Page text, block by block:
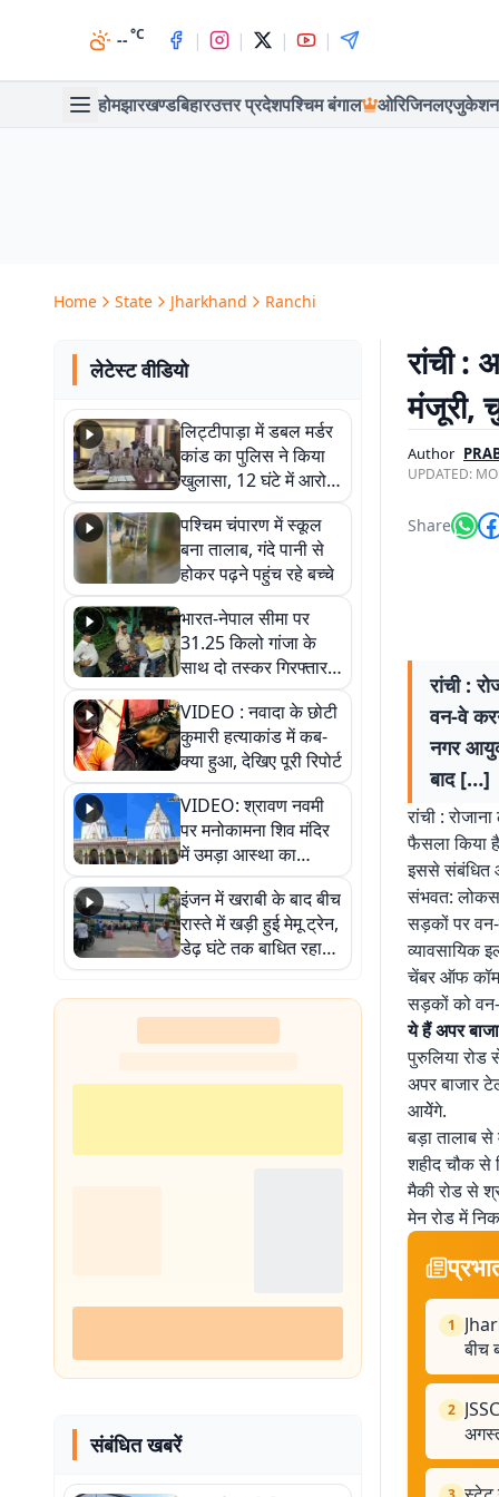
--°C | | | |
होमझारखण्डबिहारउत्तर प्रदेशपश्चिम बंगाल ओरिजिनलएजुकेशन
Home State Jharkhand Ranchi
लेटेस्ट वीडियो
लिट्टीपाड़ा में डबल मर्डर
कांड का पुलिस ने किया
खुलासा, 12 घंटे में आरोपी
गिरफ्तार
पश्चिम चंपारण में स्कूल
बना तालाब, गंदे पानी से
होकर पढ़ने पहुंच रहे बच्चे
भारत-नेपाल सीमा पर
31.25 किलो गांजा के
साथ दो तस्कर गिरफ्तार,
नेपाली नंबर की बाइक
जब्त
VIDEO : नवादा के छोटी
कुमारी हत्याकांड में कब-
क्या हुआ, देखिए पूरी रिपोर्ट
VIDEO: श्रावण नवमी
पर मनोकामना शिव मंदिर
में उमड़ा आस्था का
सैलाब, हर-हर महादेव के
जयघोष से गूंजा परिसर
इंजन में खराबी के बाद बीच
रास्ते में खड़ी हुई मेमू ट्रेन,
डेढ़ घंटे तक बाधित रहा
आवागमन
संबंधित खबरें
रांची :
मंजूरी,
Author
UPDATED:
Share
रांची :
वन-वे
नगर
बाद […]
रांची :
फैसला किया
इससे संबंधित
संभवत:
सड़कों पर वन-
व्यावसायिक
चेंबर ऑफ
सड़कों को
ये हैं अपर
पुरुलिया रोड
अपर बाजार
आयेेंगे.
बड़ा तालाब
शहीद चौक से
मैकी रोड से
मेन रोड में
1
बीच
2